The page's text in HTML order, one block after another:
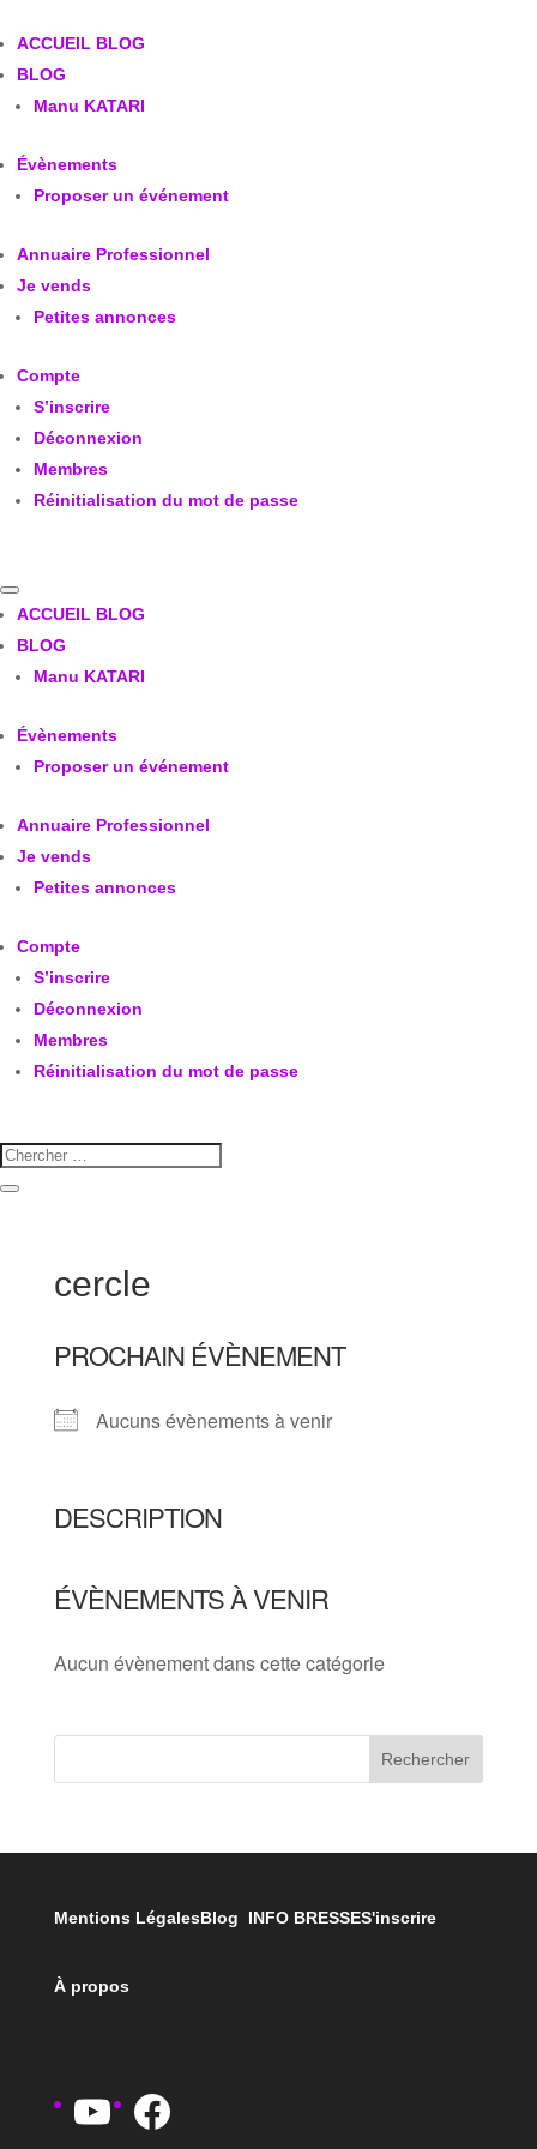
ACCUEIL BLOG
BLOG
Manu KATARI
Évènements
Proposer un événement
Annuaire Professionnel
Je vends
Petites annonces
Compte
S’inscrire
Déconnexion
Membres
Réinitialisation du mot de passe
ACCUEIL BLOG
BLOG
Manu KATARI
Évènements
Proposer un événement
Annuaire Professionnel
Je vends
Petites annonces
Compte
S’inscrire
Déconnexion
Membres
Réinitialisation du mot de passe
cercle
PROCHAIN ÉVÈNEMENT
Aucuns évènements à venir
DESCRIPTION
ÉVÈNEMENTS À VENIR
Aucun évènement dans cette catégorie
Rechercher
Mentions LégalesBlog INFO BRESSES'inscrire
À propos
YouTube
Facebook